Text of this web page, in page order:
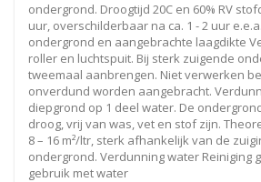
ondergrond. Droogtijd 20C en 60% RV
uur, overschilderbaar na ca. 1 - 2 uur
ondergrond en aangebrachte laagdikte
roller en luchtspuit. Bij sterk zuigende
tweemaal aanbrengen. Niet verwerken
onverdund worden aangebracht.
diepgrond op 1 deel water. De
droog, vrij van was, vet en stof zijn.
8 – 16 m²/ltr, sterk afhankelijk van de
ondergrond. Verdunning water Reiniging
gebruik met water